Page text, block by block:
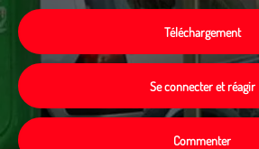
Téléchargement
Se connecter et réagir
Commenter